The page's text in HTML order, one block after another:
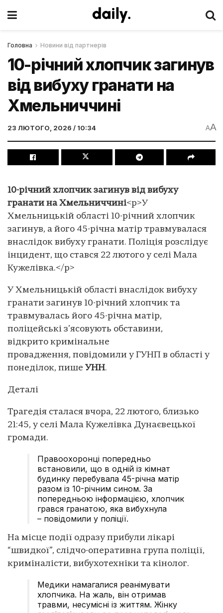
Головна Новини від партнерів
10-річний хлопчик загинув
від вибуху гранати на
Хмельниччині
23 ЛЮТОГО, 2026 / 10:34 AA
10-річний хлопчик загинув від вибуху
гранати на Хмельниччині<p>У
Хмельницькій області 10-річний хлопчик
загинув, а його 45-річна матір травмувалася
внаслідок вибуху гранати. Поліція розслідує
інцидент, що стався 22 лютого у селі Мала
Кужелівка.</p>
У Хмельницькій області внаслідок вибуху
гранати загинув 10-річний хлопчик та
травмувалась його 45-річна матір,
поліцейські з’ясовують обставини,
відкрито кримінальне
провадження, повідомили у ГУНП в області у
понеділок, пише УНН.
Деталі
Трагедія сталася вчора, 22 лютого, близько
21:45, у селі Мала Кужелівка Дунаєвецької
громади.
Правоохоронці попередньо
встановили, що в одній із кімнат
будинку перебувала 45-річна матір
разом із 10-річним сином. За
попередньою інформацією, хлопчик
грався гранатою, яка вибухнула
– повідомили у поліції.
На місце події одразу прибули лікарі
“швидкої”, слідчо-оперативна група поліції,
криміналісти, вибухотехніки та кінолог.
Медики намагалися реанімувати
хлопчика. На жаль, він отримав
травми, несумісні із життям. Жінку